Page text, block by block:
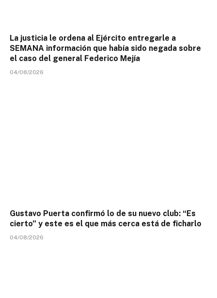
La justicia le ordena al Ejército entregarle a
SEMANA información que había sido negada sobre
el caso del general Federico Mejía
04/08/2026
Gustavo Puerta confirmó lo de su nuevo club: “Es
cierto” y este es el que más cerca está de ficharlo
04/08/2026